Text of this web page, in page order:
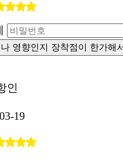
영향인지 장착점이 한가해
인
19